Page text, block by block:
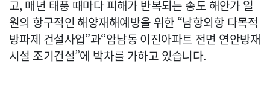
고, 매년 태풍 때마다 피해가 반복되는 송도 해안가 일
원의 항구적인 해양재해예방을 위한 “남항외항 다목적
방파제 건설사업”과“암남동 이진아파트 전면 연안방재
시설 조기건설”에 박차를 가하고 있습니다.